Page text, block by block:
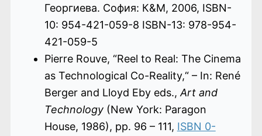
Георгиева. София: К&М, 2006, ISBN-
10: 954-421-059-8 ISBN-13: 978-954-
421-059-5
Pierre Rouve, “Reel to Real: The Cinema
as Technological Co-Reality,“ – In: René
Berger and Lloyd Eby eds., Art and
Technology(New York: Paragon
House, 1986), pp. 96 – 111, ISBN 0-